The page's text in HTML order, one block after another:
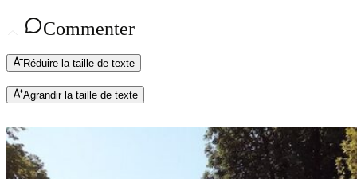
Commenter
Réduire la taille de texte
Agrandir la taille de texte